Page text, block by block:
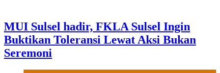
MUI Sulsel hadir, FKLA Sulsel Ingin
Buktikan Toleransi Lewat Aksi Bukan
Seremoni